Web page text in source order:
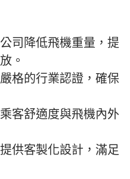
司降低飛機重量，提
。
嚴格的行業認證，確保
乘客舒適度與飛機內外
提供客製化設計，滿足